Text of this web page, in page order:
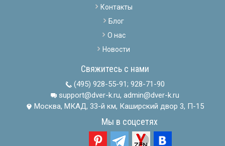
Контакты
Блог
О нас
Новости
Свяжитесь с нами
(495) 928-55-91; 928-71-90
support@dver-k.ru, admin@dver-k.ru
Москва, МКАД, 33-й км, Каширский двор 3, П-15
Мы в соцсетях